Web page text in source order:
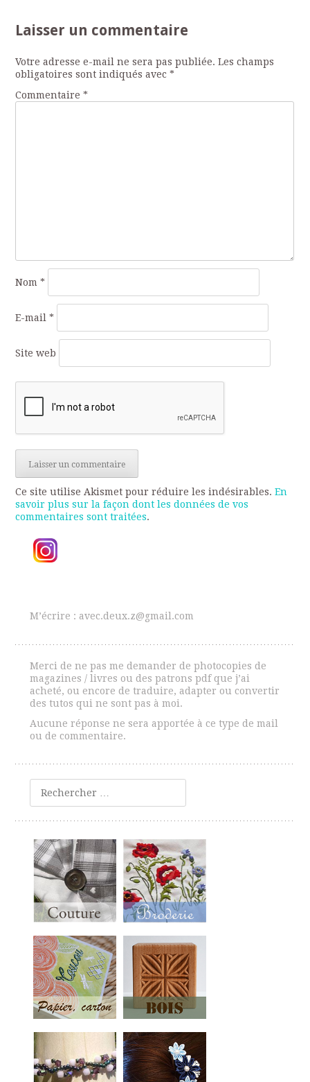
Laisser un commentaire
Votre adresse e-mail ne sera pas publiée. Les champs
obligatoires sont indiqués avec*
Commentaire*
Nom*
E-mail*
Site web
Ce site utilise Akismet pour réduire les indésirables.En
savoir plus sur la façon dont les données de vos
commentaires sont traitées.
M’écrire : avec.deux.z@gmail.com
Merci de ne pas me demander de photocopies de
magazines / livres ou des patrons pdf que j’ai
acheté, ou encore de traduire, adapter ou convertir
des tutos qui ne sont pas à moi.
Aucune réponse ne sera apportée à ce type de mail
ou de commentaire.
Rechercher